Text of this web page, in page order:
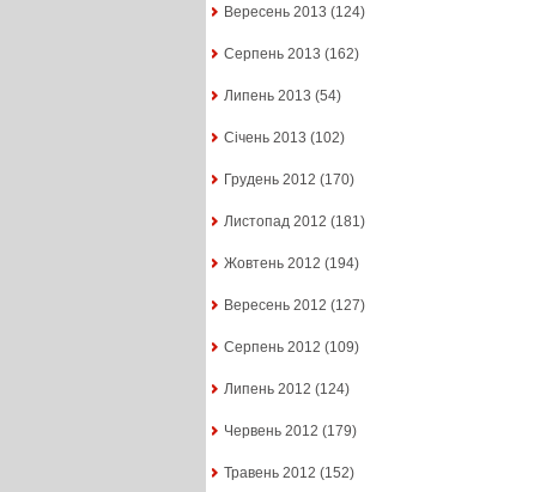
Вересень 2013 (124)
Серпень 2013 (162)
Липень 2013 (54)
Січень 2013 (102)
Грудень 2012 (170)
Листопад 2012 (181)
Жовтень 2012 (194)
Вересень 2012 (127)
Серпень 2012 (109)
Липень 2012 (124)
Червень 2012 (179)
Травень 2012 (152)